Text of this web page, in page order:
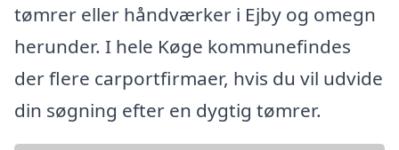
tømrer eller håndværker i Ejby og omegn
herunder. I hele Køge kommunefindes
der flere carportfirmaer, hvis du vil udvide
din søgning efter en dygtig tømrer.